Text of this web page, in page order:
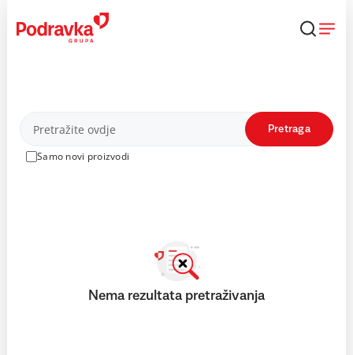
content
Proizvodi
Samo novi proizvodi
Pretraga
Nema rezultata pretraživanja